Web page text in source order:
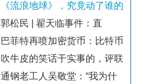
《流浪地球》，究竟动了谁的
郭松民 | 翟天临事件：直
巴菲特再喷加密货币：比特币
吹牛皮的笑话干实事的，评联
通钢老工人吴敬堂：“我为什